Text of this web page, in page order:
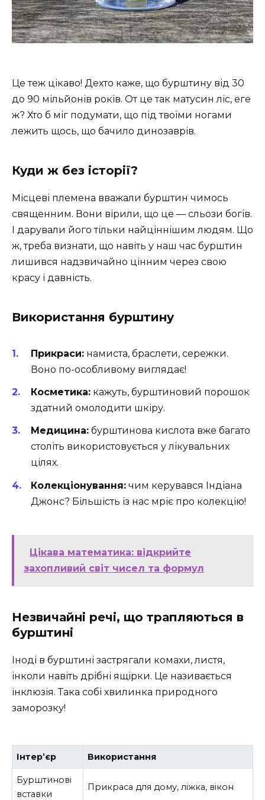
Це теж цікаво! Дехто каже, що бурштину від 30
до 90 мільйонів років. От це так матусин ліс, еге
ж? Хто б міг подумати, що під твоїми ногами
лежить щось, що бачило динозаврів.
Куди ж без історії?
Місцеві племена вважали бурштин чимось
священним. Вони вірили, що це — сльози богів.
І дарували його тільки найціннішим людям. Що
ж, треба визнати, що навіть у наш час бурштин
лишився надзвичайно цінним через свою
красу і давність.
Використання бурштину
Прикраси: намиста, браслети, сережки.
Воно по-особливому виглядає!
Косметика: кажуть, бурштиновий порошок
здатний омолодити шкіру.
Медицина: бурштинова кислота вже багато
століть використовується у лікувальних
цілях.
Колекціонування: чим керувався Індіана
Джонс? Більшість із нас мріє про колекцію!
Цікава математика: відкрийте
захопливий світ чисел та формул
Незвичайні речі, що трапляються в
бурштині
Іноді в бурштині застрягали комахи, листя,
інколи навіть дрібні ящірки. Це називається
інклюзія. Така собі хвилинка природного
заморозку!
Інтер’єр Використання
Бурштинові
вставки
Прикраса для дому, ліжка, вікон